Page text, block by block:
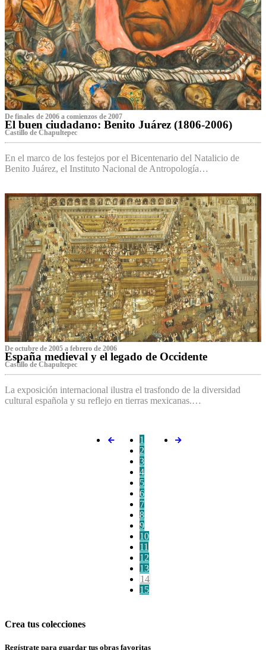
De finales de 2006 a comienzos de 2007
El buen ciudadano: Benito Juárez (1806-2006)
Castillo de Chapultepec
En el marco de los festejos por el Bicentenario del Natalicio de
Benito Juárez, el Instituto Nacional de Antropología…
De octubre de 2005 a febrero de 2006
España medieval y el legado de Occidente
Castillo de Chapultepec
La exposición internacional ilustra el trasfondo de la diversidad
cultural española y su reflejo en tierras mexicanas.…
1
2
3
4
5
6
7
8
9
10
11
12
13
14
15
Crea tus colecciones
Regístrate para guardar tus obras favoritas